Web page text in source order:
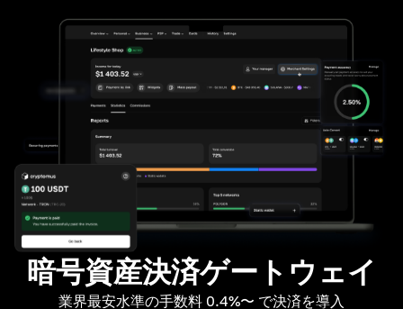
暗号資産決済ゲートウェイ
業界最安水準の手数料 0.4%〜 で決済を導入